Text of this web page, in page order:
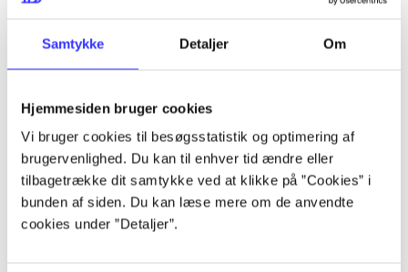
Samtykke Detaljer Om
Hjemmesiden bruger cookies
Vi bruger cookies til besøgsstatistik og optimering af
brugervenlighed. Du kan til enhver tid ændre eller
tilbagetrække dit samtykke ved at klikke på ”Cookies” i
bunden af siden. Du kan læse mere om de anvendte
cookies under ”Detaljer”.
Artikler
Alle registrerede artikler fordelt på udgivelser
...